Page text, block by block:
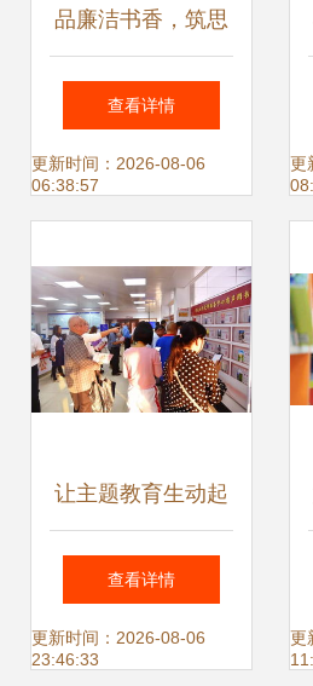
品廉洁书香，筑思
想根基——广西师
大举办党纪学习教
图书联展
查看详情
更新时间：2026-08-06
06:38:57
更
让主题教育生动起
来 长龙社区打造全
镇首家社区有声图
查看详情
更新时间：2026-08-06
23:46:33
更